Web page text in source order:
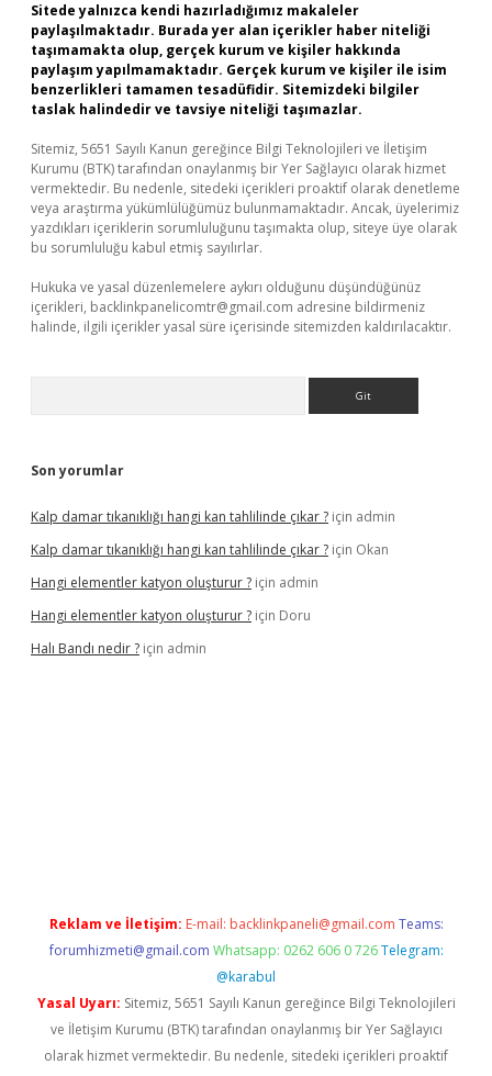
Sitede yalnızca kendi hazırladığımız makaleler
paylaşılmaktadır. Burada yer alan içerikler haber niteliği
taşımamakta olup, gerçek kurum ve kişiler hakkında
paylaşım yapılmamaktadır. Gerçek kurum ve kişiler ile isim
benzerlikleri tamamen tesadüfidir. Sitemizdeki bilgiler
taslak halindedir ve tavsiye niteliği taşımazlar.
Sitemiz, 5651 Sayılı Kanun gereğince Bilgi Teknolojileri ve İletişim
Kurumu (BTK) tarafından onaylanmış bir Yer Sağlayıcı olarak hizmet
vermektedir. Bu nedenle, sitedeki içerikleri proaktif olarak denetleme
veya araştırma yükümlülüğümüz bulunmamaktadır. Ancak, üyelerimiz
yazdıkları içeriklerin sorumluluğunu taşımakta olup, siteye üye olarak
bu sorumluluğu kabul etmiş sayılırlar.
Hukuka ve yasal düzenlemelere aykırı olduğunu düşündüğünüz
içerikleri, backlinkpanelicomtr@gmail.com adresine bildirmeniz
halinde, ilgili içerikler yasal süre içerisinde sitemizden kaldırılacaktır.
Son yorumlar
Kalp damar tıkanıklığı hangi kan tahlilinde çıkar ? için admin
Kalp damar tıkanıklığı hangi kan tahlilinde çıkar ? için Okan
Hangi elementler katyon oluşturur ? için admin
Hangi elementler katyon oluşturur ? için Doru
Halı Bandı nedir ? için admin
Reklam ve İletişim: E-mail: backlinkpaneli@gmail.com Teams:
forumhizmeti@gmail.com Whatsapp: 0262 606 0 726 Telegram:
@karabul
Yasal Uyarı: Sitemiz, 5651 Sayılı Kanun gereğince Bilgi Teknolojileri
ve İletişim Kurumu (BTK) tarafından onaylanmış bir Yer Sağlayıcı
olarak hizmet vermektedir. Bu nedenle, sitedeki içerikleri proaktif